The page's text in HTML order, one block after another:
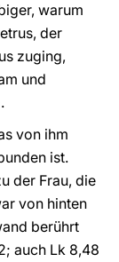
warum
der
zuging,
und
von ihm
ist.
der Frau, die
von hinten
berührt
auch Lk 8,48